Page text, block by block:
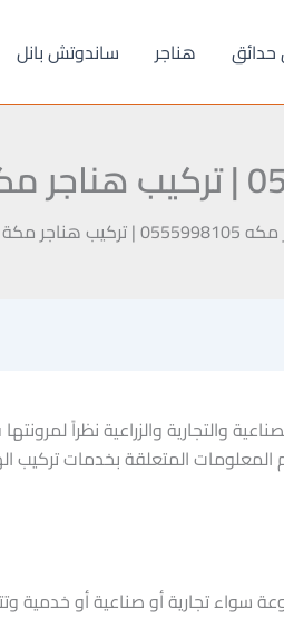
حدائق هناجر ساندوتش بانل
هناجر مكة بأرخص سعر
والتجارية والزراعية نظراً
المتعلقة بخدمات تركيب
سواء تجارية أو صناعية أو خدمية